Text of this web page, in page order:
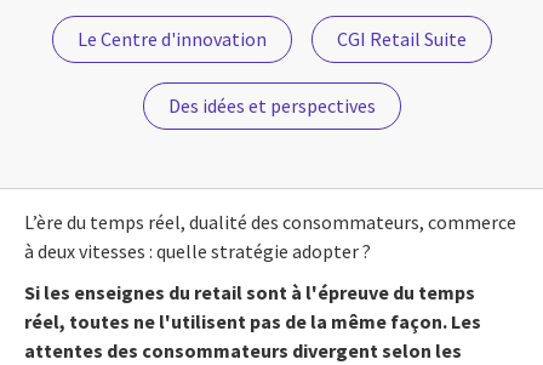
Le Centre d'innovation CGI Retail Suite
Des idées et perspectives
L’ère du temps réel, dualité des consommateurs, commerce
à deux vitesses : quelle stratégie adopter ?
Si les enseignes du retail sont à l'épreuve du temps
réel, toutes ne l'utilisent pas de la même façon. Les
attentes des consommateurs divergent selon les